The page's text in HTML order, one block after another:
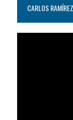
CARLOS